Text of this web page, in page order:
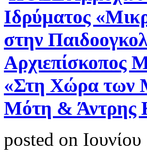
Ιδρύματος
στην
Αρχιεπίσκοπος
«Στη Χώρα των
Μότη & Άντρης
posted on